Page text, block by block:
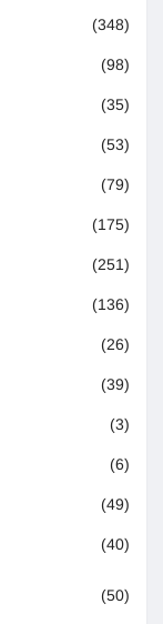
(348)
(98)
(35)
(53)
(79)
(175)
(251)
(136)
(26)
(39)
(3)
(6)
(49)
(40)
(50)